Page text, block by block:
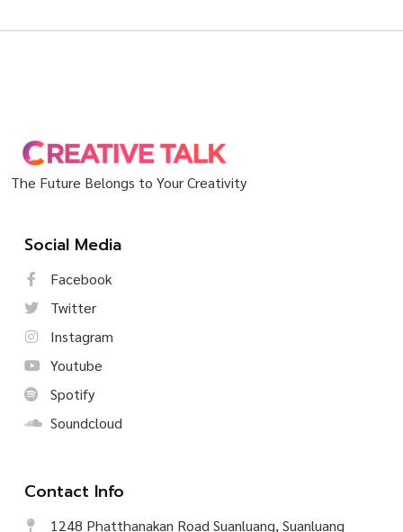
The Future Belongs to Your Creativity
Social Media
Facebook
Twitter
Instagram
Youtube
Spotify
Soundcloud
Contact Info
1248 Phatthanakan Road Suanluang, Suanluang